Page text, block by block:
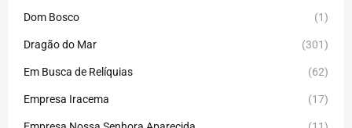
Dom Bosco (1)
Dragão do Mar (301)
Em Busca de Relíquias (62)
Empresa Iracema (17)